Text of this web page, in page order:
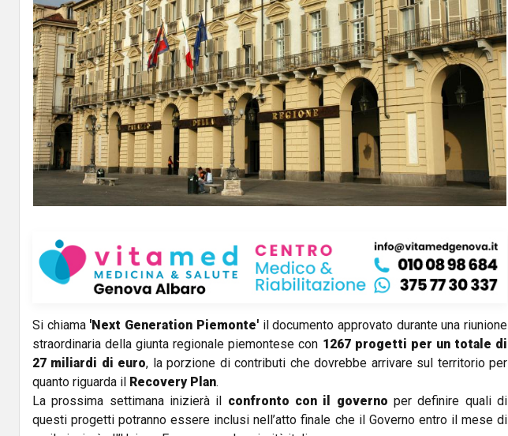
Si chiama 'Next Generation Piemonte'il documento approvato durante una riunione
straordinaria della giunta regionale piemontese con 1267 progetti per un totale di
27 miliardi di euro, la porzione di contributi che dovrebbe arrivare sul territorio per
quanto riguarda il Recovery Plan.
La prossima settimana inizierà il confronto con il governo per definire quali di
questi progetti potranno essere inclusi nell’atto finale che il Governo entro il mese di